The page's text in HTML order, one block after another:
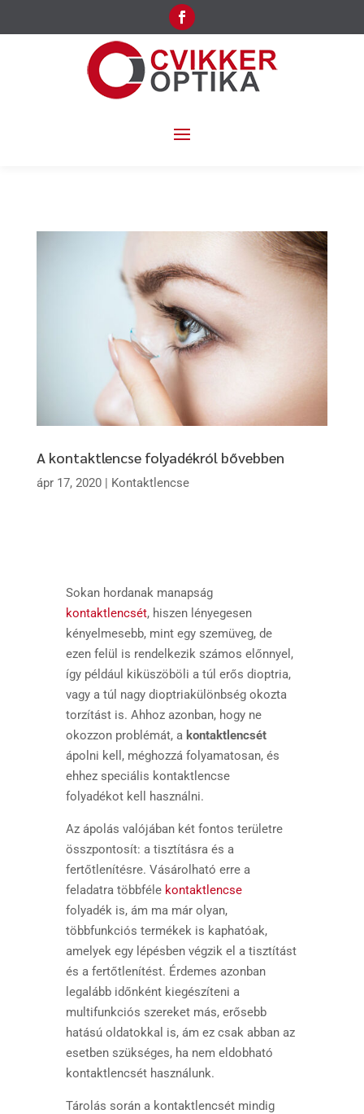
A kontaktlencse folyadékról bővebben
ápr 17, 2020| Kontaktlencse
Sokan hordanak manapság
kontaktlencsét, hiszen lényegesen
kényelmesebb, mint egy szemüveg, de
ezen felül is rendelkezik számos előnnyel,
így például kiküszöböli a túl erős dioptria,
vagy a túl nagy dioptriakülönbség okozta
torzítást is. Ahhoz azonban, hogy ne
okozzon problémát, a kontaktlencsét
ápolni kell, méghozzá folyamatosan, és
ehhez speciális kontaktlencse
folyadékot kell használni.
Az ápolás valójában két fontos területre
összpontosít: a tisztításra és a
fertőtlenítésre. Vásárolható erre a
feladatra többféle kontaktlencse
folyadék is, ám ma már olyan,
többfunkciós termékek is kaphatóak,
amelyek egy lépésben végzik el a tisztítást
és a fertőtlenítést. Érdemes azonban
legalább időnként kiegészíteni a
multifunkciós szereket más, erősebb
hatású oldatokkal is, ám ez csak abban az
esetben szükséges, ha nem eldobható
kontaktlencsét használunk.
Tárolás során a kontaktlencsét mindig